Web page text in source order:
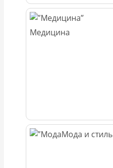
Медицина
Мода и стиль